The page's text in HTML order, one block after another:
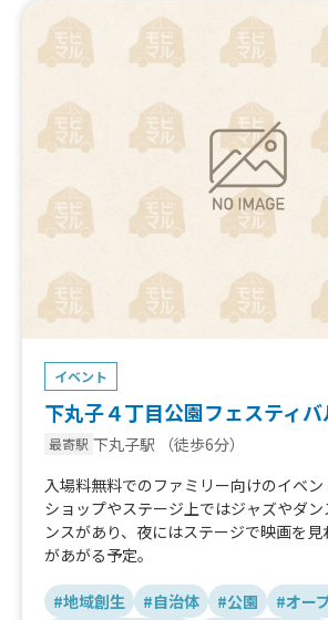
ホールは大きなバラのステンドグラスに
他にはない空間が広がっていますよ♪
イベント
下丸子４丁目公園フェスティバ
最寄駅 下丸子駅
（徒歩6分）
入場料無料でのファミリー向けのイベ
ショップやステージ上ではジャズやダ
ンスがあり、夜にはステージで映画を
があがる予定。
#地域創生 #自治体 #公園
#オー